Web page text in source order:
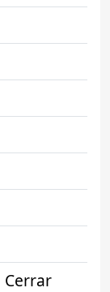
Cerrar